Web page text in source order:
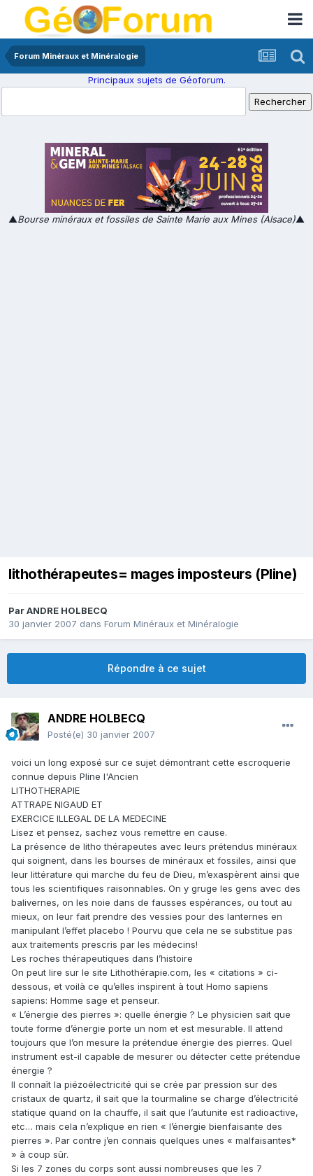
Forum Minéraux et Minéralogie
Principaux sujets de Géoforum.
▲Bourse minéraux et fossiles de Sainte Marie aux Mines (Alsace)▲
lithothérapeutes= mages imposteurs (Pline)
ParANDRE HOLBECQ
30 janvier 2007 dans Forum Minéraux et Minéralogie
Répondre à ce sujet
ANDRE HOLBECQ
Posté(e) 30 janvier 2007
voici un long exposé sur ce sujet démontrant cette escroquerie
connue depuis Pline l'Ancien
LITHOTHERAPIE
ATTRAPE NIGAUD ET
EXERCICE ILLEGAL DE LA MEDECINE
Lisez et pensez, sachez vous remettre en cause.
La présence de litho thérapeutes avec leurs prétendus minéraux
qui soignent, dans les bourses de minéraux et fossiles, ainsi que
leur littérature qui marche du feu de Dieu, m’exaspèrent ainsi que
tous les scientifiques raisonnables. On y gruge les gens avec des
balivernes, on les noie dans de fausses espérances, ou tout au
mieux, on leur fait prendre des vessies pour des lanternes en
manipulant l’effet placebo ! Pourvu que cela ne se substitue pas
aux traitements prescris par les médecins!
Les roches thérapeutiques dans l’histoire
On peut lire sur le site Lithothérapie.com, les « citations » ci-
dessous, et voilà ce qu’elles inspirent à tout Homo sapiens
sapiens: Homme sage et penseur.
« L’énergie des pierres »: quelle énergie ? Le physicien sait que
toute forme d’énergie porte un nom et est mesurable. Il attend
toujours que l’on mesure la prétendue énergie des pierres. Quel
instrument est-il capable de mesurer ou détecter cette prétendue
énergie ?
Il connaît la piézoélectricité qui se crée par pression sur des
cristaux de quartz, il sait que la tourmaline se charge d’électricité
statique quand on la chauffe, il sait que l’autunite est radioactive,
etc… mais cela n’explique en rien « l’énergie bienfaisante des
pierres ». Par contre j’en connais quelques unes « malfaisantes*
» à coup sûr.
Si les 7 zones du corps sont aussi nombreuses que les 7